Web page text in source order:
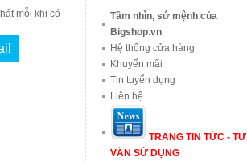
mỗi khi có
Tầm nhìn, sứ mệnh của
Bigshop.vn
Hệ thống cửa hàng
Khuyến mãi
Tin tuyển dụng
Liên hệ
TRANG TIN TỨC - TƯ
VẤN SỬ DỤNG